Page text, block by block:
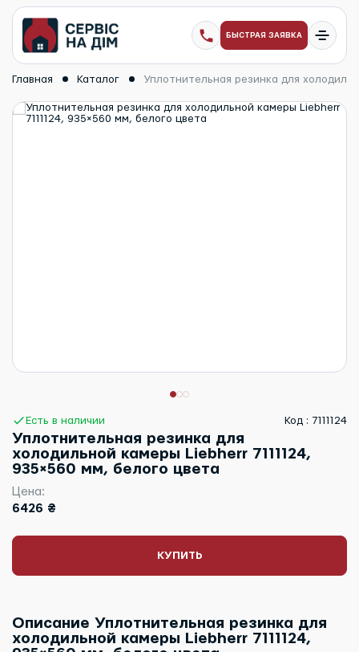
БЫСТРАЯ ЗАЯВКА
Главная Каталог Уплотнительная резинка для
Есть в наличии Код : 7111124
Уплотнительная резинка для
холодильной камеры Liebherr 7111124,
935×560 мм, белого цвета
Цена:
6426 ₴
КУПИТЬ
Описание Уплотнительная резинка для
холодильной камеры Liebherr 7111124,